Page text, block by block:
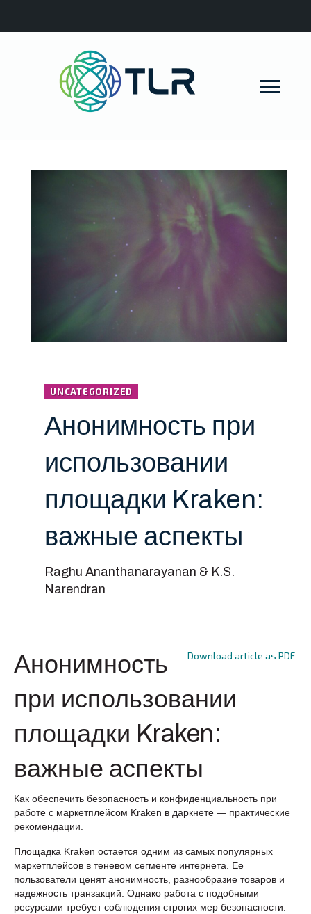
UNCATEGORIZED
Анонимность при
использовании
площадки Kraken:
важные аспекты
Raghu Ananthanarayanan & K.S.
Narendran
Download article as PDF
Анонимность
при использовании
площадки Kraken:
важные аспекты
Как обеспечить безопасность и конфиденциальность при
работе с маркетплейсом Kraken в даркнете — практические
рекомендации.
Площадка Kraken остается одним из самых популярных
маркетплейсов в теневом сегменте интернета. Ее
пользователи ценят анонимность, разнообразие товаров и
надежность транзакций. Однако работа с подобными
ресурсами требует соблюдения строгих мер безопасности.